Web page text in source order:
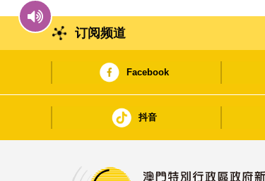
订阅频道
Facebook
抖音